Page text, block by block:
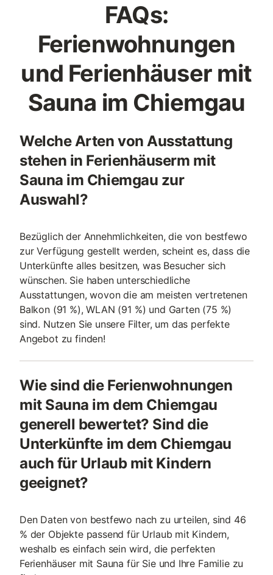
FAQs:
Ferienwohnungen
und Ferienhäuser mit
Sauna im Chiemgau
Welche Arten von Ausstattung
stehen in Ferienhäuserm mit
Sauna im Chiemgau zur
Auswahl?
Bezüglich der Annehmlichkeiten, die von bestfewo
zur Verfügung gestellt werden, scheint es, dass die
Unterkünfte alles besitzen, was Besucher sich
wünschen. Sie haben unterschiedliche
Ausstattungen, wovon die am meisten vertretenen
Balkon (91 %), WLAN (91 %) und Garten (75 %)
sind. Nutzen Sie unsere Filter, um das perfekte
Angebot zu finden!
Wie sind die Ferienwohnungen
mit Sauna im dem Chiemgau
generell bewertet? Sind die
Unterkünfte im dem Chiemgau
auch für Urlaub mit Kindern
geeignet?
Den Daten von bestfewo nach zu urteilen, sind 46
% der Objekte passend für Urlaub mit Kindern,
weshalb es einfach sein wird, die perfekten
Ferienhäuser mit Sauna für Sie und Ihre Familie zu